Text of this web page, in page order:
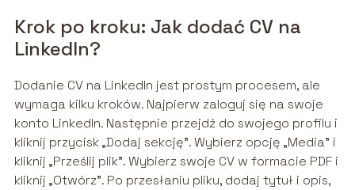
Krok po kroku: Jak dodać CV na
LinkedIn?
Dodanie CV na LinkedIn jest prostym procesem, ale
wymaga kilku kroków. Najpierw zaloguj się na swoje
konto LinkedIn. Następnie przejdź do swojego profilu i
kliknij przycisk „Dodaj sekcję”. Wybierz opcję „Media” i
kliknij „Prześlij plik”. Wybierz swoje CV w formacie PDF i
kliknij „Otwórz”. Po przesłaniu pliku, dodaj tytuł i opis,